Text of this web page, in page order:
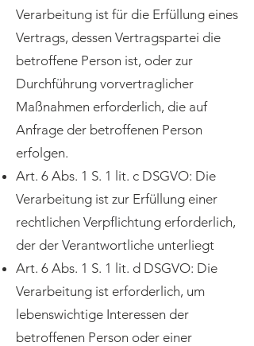
Verarbeitung ist für die Erfüllung eines
Vertrags, dessen Vertragspartei die
betroffene Person ist, oder zur
Durchführung vorvertraglicher
Maßnahmen erforderlich, die auf
Anfrage der betroffenen Person
erfolgen.
Art. 6 Abs. 1 S. 1 lit. c DSGVO: Die
Verarbeitung ist zur Erfüllung einer
rechtlichen Verpflichtung erforderlich,
der der Verantwortliche unterliegt
Art. 6 Abs. 1 S. 1 lit. d DSGVO: Die
Verarbeitung ist erforderlich, um
lebenswichtige Interessen der
betroffenen Person oder einer